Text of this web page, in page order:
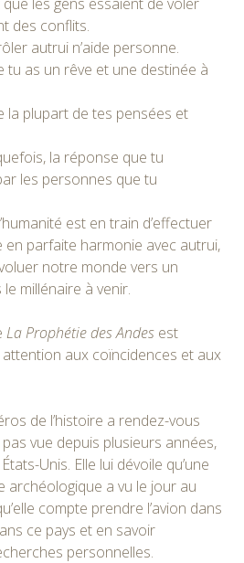
des conflits.
autrui n’aide personne.
tu as un rêve et une destinée à
la plupart de tes pensées et
la réponse que tu
les personnes que tu
est en train d’effectuer
en parfaite harmonie avec autrui,
notre monde vers un
millénaire à venir.
La Prophétie des Andes est
aux coïncidences et aux
de l’histoire a rendez-vous
pas vue depuis plusieurs années,
Unis. Elle lui dévoile qu’une
archéologique a vu le jour au
compte prendre l’avion dans
ce pays et en savoir
personnelles.